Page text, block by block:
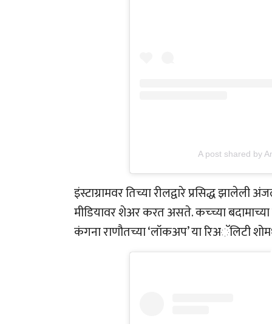
A post shared by
इंस्टाग्रामवर तिच्या रीलद्वारे प्रसिद्ध
मीडियावर शेअर करत असते. कच्च्या
कंगना राणौतच्या ‘लॉकअप’ या रिअॅलिटी